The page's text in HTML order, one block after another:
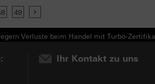
49
Verluste beim Handel mit Turbo-
Ihr Kontakt zu uns